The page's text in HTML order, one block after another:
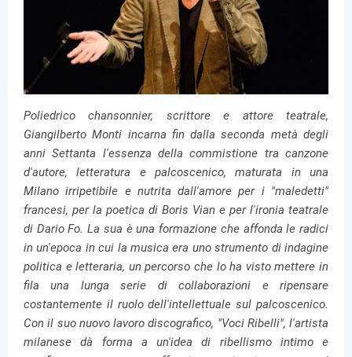
Poliedrico chansonnier, scrittore e attore teatrale,
Giangilberto Monti incarna fin dalla seconda metà degli
anni Settanta l'essenza della commistione tra canzone
d'autore, letteratura e palcoscenico, maturata in una
Milano irripetibile e nutrita dall'amore per i "maledetti"
francesi, per la poetica di Boris Vian e per l'ironia teatrale
di Dario Fo. La sua è una formazione che affonda le radici
in un'epoca in cui la musica era uno strumento di indagine
politica e letteraria, un percorso che lo ha visto mettere in
fila una lunga serie di collaborazioni e ripensare
costantemente il ruolo dell'intellettuale sul palcoscenico.
Con il suo nuovo lavoro discografico, "Voci Ribelli", l'artista
milanese dà forma a un'idea di ribellismo intimo e